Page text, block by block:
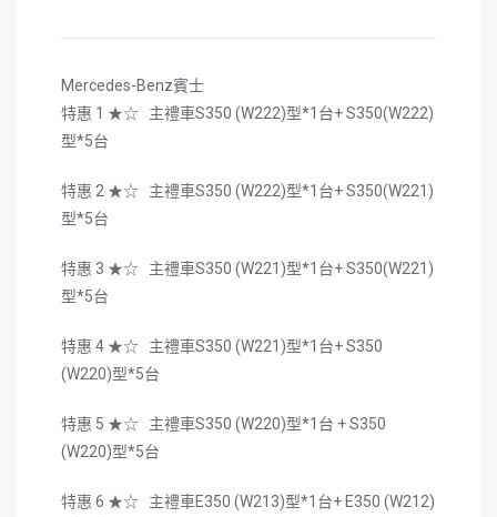
Mercedes-Benz賓士
特惠 1 ★☆ 主禮車S350 (W222)型*1台+ S350(W222)
型*5台
特惠 2 ★☆ 主禮車S350 (W222)型*1台+ S350(W221)
型*5台
特惠 3 ★☆ 主禮車S350 (W221)型*1台+ S350(W221)
型*5台
特惠 4 ★☆ 主禮車S350 (W221)型*1台+ S350
(W220)型*5台
特惠 5 ★☆ 主禮車S350 (W220)型*1台 + S350
(W220)型*5台
特惠 6 ★☆ 主禮車E350 (W213)型*1台+ E350 (W212)